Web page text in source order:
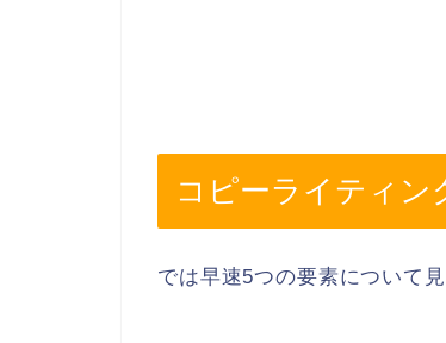
コピーライティン
では早速5つの要素について